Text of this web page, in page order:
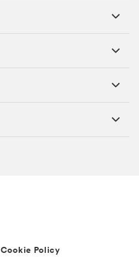
Cookie Policy